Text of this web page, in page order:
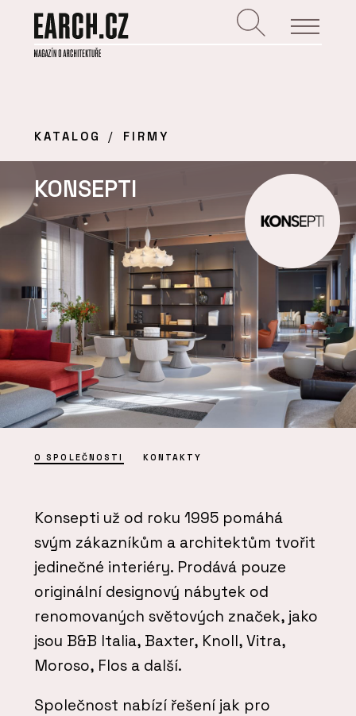
KATALOG FIRMY
KONSEPTI
O SPOLEČNOSTI KONTAKTY
Konsepti už od roku 1995 pomáhá
svým zákazníkům a architektům tvořit
jedinečné interiéry. Prodává pouze
originální designový nábytek od
renomovaných světových značek, jako
jsou B&B Italia, Baxter, Knoll, Vitra,
Moroso, Flos a další.
Společnost nabízí řešení jak pro